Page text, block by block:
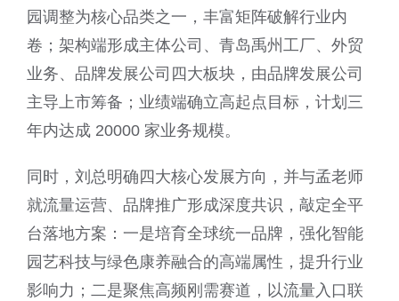
园调整为核心品类之一，丰富矩阵破解行业内
卷；架构端形成主体公司、青岛禹州工厂、外贸
业务、品牌发展公司四大板块，由品牌发展公司
主导上市筹备；业绩端确立高起点目标，计划三
年内达成 20000 家业务规模。
同时，刘总明确四大核心发展方向，并与孟老师
就流量运营、品牌推广形成深度共识，敲定全平
台落地方案：一是培育全球统一品牌，强化智能
园艺科技与绿色康养融合的高端属性，提升行业
影响力；二是聚焦高频刚需赛道，以流量入口联